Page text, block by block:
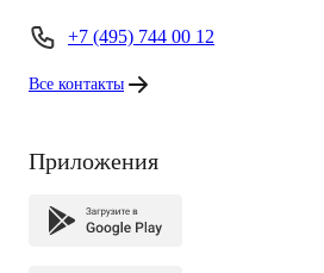
+7 (495) 744 00 12
Все контакты
Приложения